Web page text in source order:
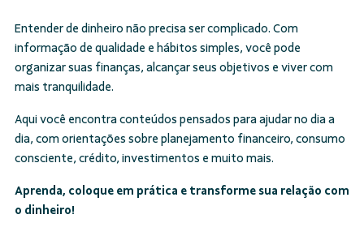
Entender de dinheiro não precisa ser complicado. Com
informação de qualidade e hábitos simples, você pode
organizar suas finanças, alcançar seus objetivos e viver com
mais tranquilidade.
Aqui você encontra conteúdos pensados para ajudar no dia a
dia, com orientações sobre planejamento financeiro, consumo
consciente, crédito, investimentos e muito mais.
Aprenda, coloque em prática e transforme sua relação com
o dinheiro!